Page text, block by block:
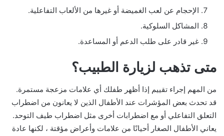
الإحجام عن لعب الغميضة أو غيرها من الألعاب التفاعلية.
المشاكل السلوكية.
غير قادر على طلب الدعم أو المساعدة.
متى تذهب لزيارة الطبيب؟
من المهم إجراء تقييم إذا أظهر طفلك أي علامات مزعجة مستمرة.
قد تحدث بعض المؤشرات عند الأطفال الذين لا يعانون من اضطراب
التعلق التفاعلي أو مع اضطرابات أخرى مثل اضطراب طيف التوحد.
يعاني الأطفال الصغار أحيانًا من علامات وأعراض مؤقتة ، لكنها عادة